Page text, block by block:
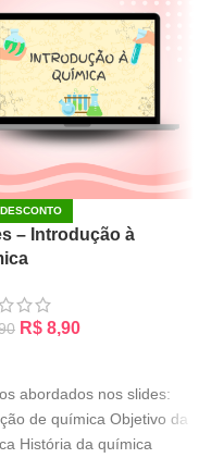
– Introdução à
R$ 8,90
abordados nos slides:
de química Objetivo da
História da química